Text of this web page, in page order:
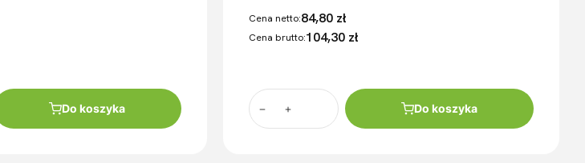
Do koszyka
Cena netto:84,80 zł
Cena brutto:104,30 zł
Do koszyka